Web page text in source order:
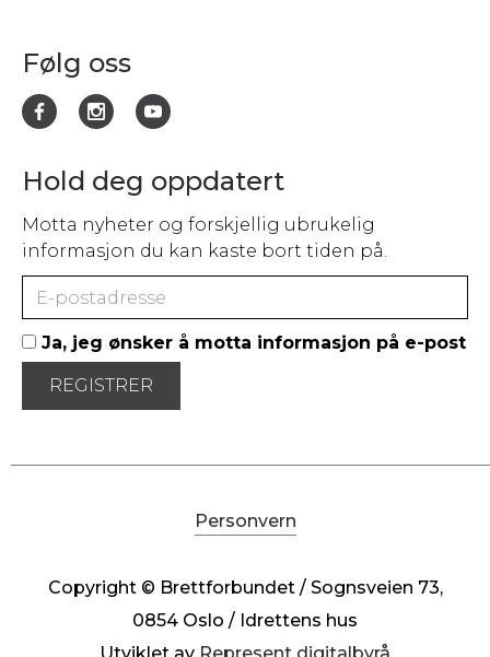
Følg oss
Hold deg oppdatert
Motta nyheter og forskjellig ubrukelig
informasjon du kan kaste bort tiden på.
Ja, jeg ønsker å motta informasjon på e-post
Personvern
Copyright © Brettforbundet / Sognsveien 73,
0854 Oslo / Idrettens hus